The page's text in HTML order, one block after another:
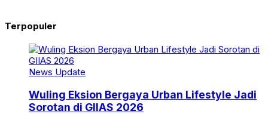
Terpopuler
News Update
Wuling Eksion Bergaya Urban Lifestyle Jadi
Sorotan di GIIAS 2026